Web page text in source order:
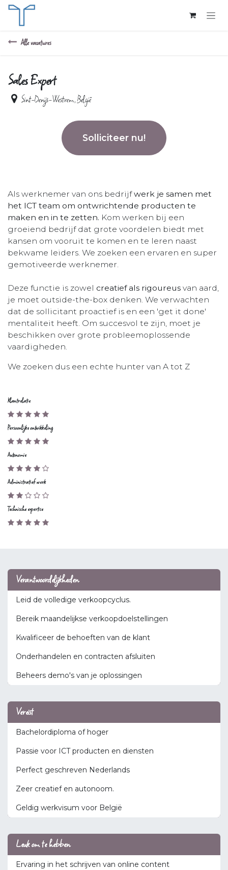
Overslaan naar inhoud
Alle vacatures
Sales Expert
Sint-Denijs-Westrem,België
Solliciteer nu!
Als werknemer van ons bedrijfwerk je samen met
het ICT team om ontwrichtende producten te
maken en in te zetten. Kom werken bij een
groeiend bedrijf dat grote voordelen biedt met
kansen om vooruit te komen en te leren naast
bekwame leiders. We zoeken een ervaren en super
gemotiveerde werknemer.
Deze functie is zowel creatief als rigoureus van aard,
je moet outside-the-box denken. We verwachten
dat de sollicitant proactief is en een 'get it done'
mentaliteit heeft. Om succesvol te zijn, moet je
beschikken over grote probleemoplossende
vaardigheden.
We zoeken dus een echte hunter van A tot Z
Klantrelatie
Persoonlijke ontwikkeling
Autonomie
Administratief werk
Technische expertise
Verantwoordelijkheden
Leid de volledige verkoopcyclus.
Bereik maandelijkse verkoopdoelstellingen
Kwalificeer de behoeften van de klant
Onderhandelen en contracten afsluiten
Beheers demo's van je oplossingen
Vereist
Bachelordiploma of hoger
Passie voor ICT producten en diensten
Perfect geschreven Nederlands
Zeer creatief en autonoom.
Geldig werkvisum voor België
Leuk om te hebben
Ervaring in het schrijven van online content